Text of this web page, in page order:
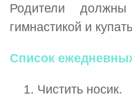
Родители
гимнастикой и
Список
Чистить носик.